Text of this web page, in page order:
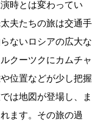
時とは変わってい
夫たちの旅は交通手
ないロシアの広大な
クーツクにカムチャ
位置などが少し把握
は地図が登場し、ま
ます。その旅の過